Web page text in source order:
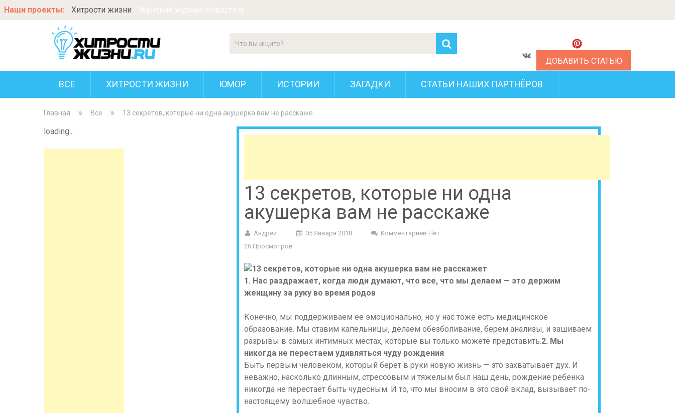
Наши проекты: Хитрости жизни
ДОБАВИТЬ СТАТЬЮ
ВСЕ ХИТРОСТИ ЖИЗНИ ЮМОР ИСТОРИИ ЗАГАДКИ СТАТЬИ НАШИХ ПАРТНЁРОВ
Главная Все 13 секретов, которые ни одна акушерка вам не расскаже
loading...
13 секретов, которые ни одна
акушерка вам не расскаже
Андрей 05 Января 2018
Комментариев Нет
26 Просмотров
1. Нас раздражает, когда люди думают, что все, что мы делаем — это держим
женщину за руку во время родов
Конечно, мы поддерживаем ее эмоционально, но у нас тоже есть медицинское
образование. Мы ставим капельницы, делаем обезболивание, берем анализы, и зашиваем
разрывы в самых интимных местах, которые вы только можете представить.2. Мы
никогда не перестаем удивляться чуду рождения
Быть первым человеком, который берет в руки новую жизнь — это захватывает дух. И
неважно, насколько длинным, стрессовым и тяжелым был наш день, рождение ребенка
никогда не перестает быть чудесным. И то, что мы вносим в это свой вклад, вызывает по-
настоящему волшебное чувство.